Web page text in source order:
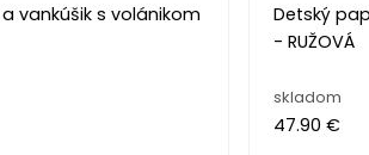
vankúšik s volánikom
Detský
- RUŽOVÁ
skladom
47.90 €